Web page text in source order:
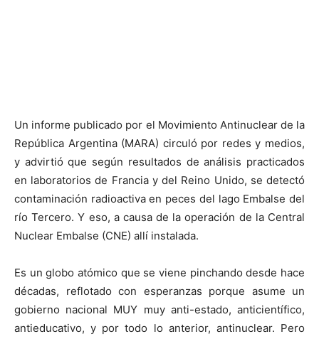
Un informe publicado por el Movimiento Antinuclear de la
República Argentina (MARA) circuló por redes y medios,
y advirtió que según resultados de análisis practicados
en laboratorios de Francia y del Reino Unido, se detectó
contaminación radioactiva en peces del lago Embalse del
río Tercero. Y eso, a causa de la operación de la Central
Nuclear Embalse (CNE) allí instalada.
Es un globo atómico que se viene pinchando desde hace
décadas, reflotado con esperanzas porque asume un
gobierno nacional MUY muy anti-estado, anticientífico,
antieducativo, y por todo lo anterior, antinuclear. Pero